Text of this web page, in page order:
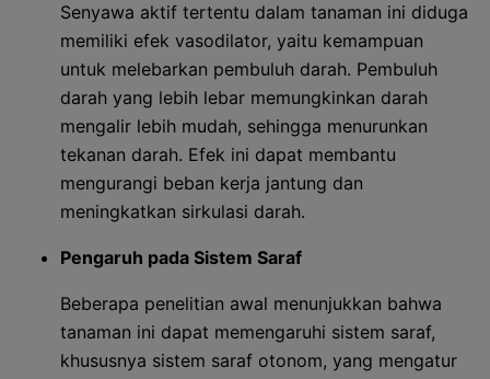
Senyawa aktif tertentu dalam tanaman ini diduga
memiliki efek vasodilator, yaitu kemampuan
untuk melebarkan pembuluh darah. Pembuluh
darah yang lebih lebar memungkinkan darah
mengalir lebih mudah, sehingga menurunkan
tekanan darah. Efek ini dapat membantu
mengurangi beban kerja jantung dan
meningkatkan sirkulasi darah.
Pengaruh pada Sistem Saraf
Beberapa penelitian awal menunjukkan bahwa
tanaman ini dapat memengaruhi sistem saraf,
khususnya sistem saraf otonom, yang mengatur